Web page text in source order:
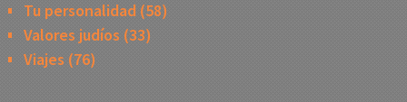
Tu personalidad(58)
Valores judíos (33)
Viajes (76)